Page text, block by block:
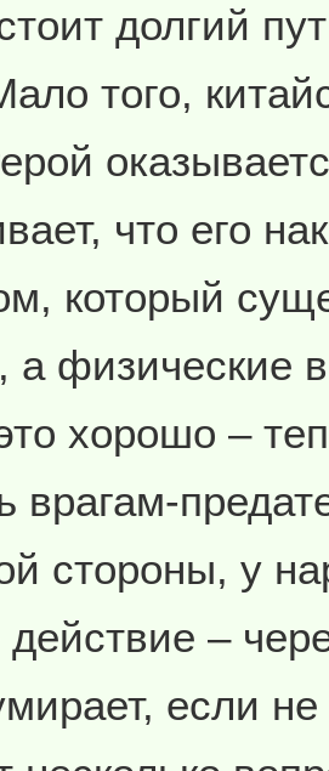
долгий
того,
что его
который
а физические
хорошо –
врагам-
стороны, у
действие –
если